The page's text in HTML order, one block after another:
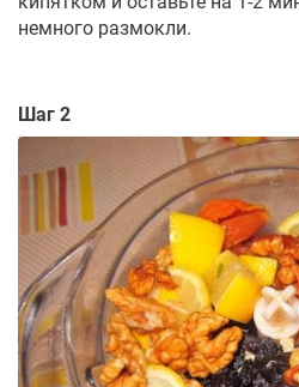
немного размокли.
Шаг 2